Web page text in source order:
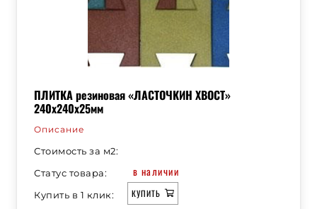
ПЛИТКА резиновая «ЛАСТОЧКИН ХВОСТ»
240х240х25мм
Описание
Стоимость за м2:
Статус товара:
в наличии
Купить в 1 клик: КУПИТЬ